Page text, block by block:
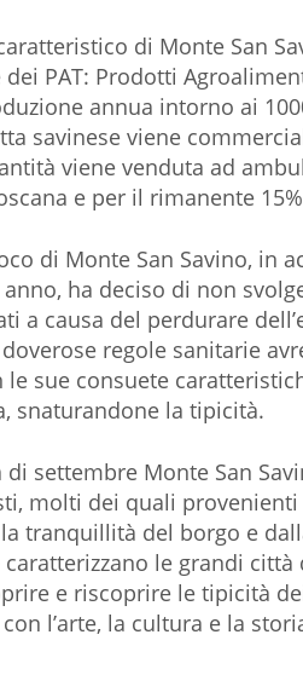
di Monte San
PAT: Prodotti
annua intorno ai
savinese viene
viene venduta ad
e per il rimanente
di Monte San Savino, in
ha deciso di non
a causa del perdurare
regole sanitarie
le sue consuete
snaturandone la tipicità.
settembre Monte San
molti dei quali provenienti
tranquillità del borgo e
le grandi città
e riscoprire le tipicità
l’arte, la cultura e la